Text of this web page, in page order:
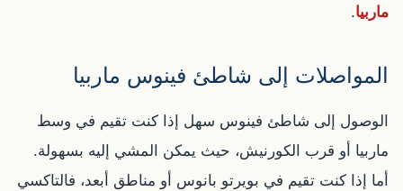
ماربيا.
المواصلات إلى شاطئ فينوس ماربيا
الوصول إلى شاطئ فينوس سهل إذا كنت تقيم في وسط
ماربيا أو قرب الكورنيش، حيث يمكن المشي إليه بسهولة.
أما إذا كنت تقيم في بويرتو بانوس أو مناطق أبعد، فالتاكسي